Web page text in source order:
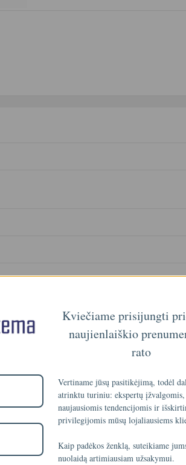
Kviečiame prisijungti
naujienlaiškio
rato
Vertiname jūsų pasitikėjimą, todėl
atrinktu turiniu: ekspertų įžvalgomis,
naujausiomis tendencijomis ir
privilegijomis mūsų lojaliausiems
Kaip padėkos ženklą, suteikiame
nuolaidą artimiausiam užsakymui.